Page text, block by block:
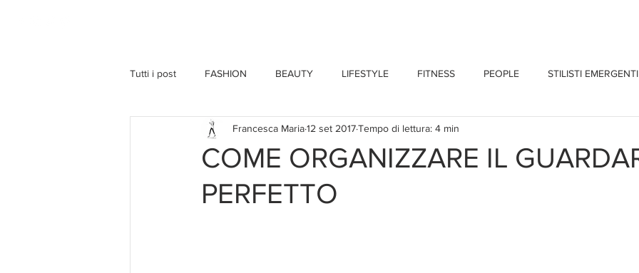
Tutti i post FASHION BEAUTY LIFESTYLE FITNESS PEOPLE STILISTI EMERGENTI
COME ORGANIZZARE IL
PERFETTO
Francesca Maria12 set 2017Tempo di lettura: 4 min